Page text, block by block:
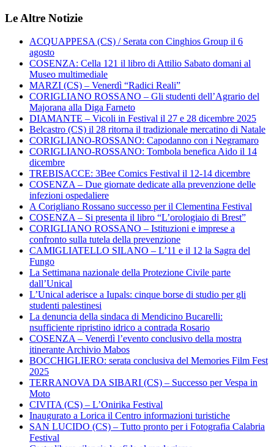
Le Altre Notizie
ACQUAPPESA (CS) / Serata con Cinghios Group il 6
agosto
COSENZA: Cella 121 il libro di Attilio Sabato domani al
Museo multimediale
MARZI (CS) – Venerdì “Radici Reali”
CORIGLIANO ROSSANO – Gli studenti dell’Agrario del
Majorana alla Diga Farneto
DIAMANTE – Vicoli in Festival il 27 e 28 dicembre 2025
Belcastro (CS) il 28 ritorna il tradizionale mercatino di Natale
CORIGLIANO-ROSSANO: Capodanno con i Negramaro
CORIGLIANO-ROSSANO: Tombola benefica Aido il 14
dicembre
TREBISACCE: 3Bee Comics Festival il 12-14 dicembre
COSENZA – Due giornate dedicate alla prevenzione delle
infezioni ospedaliere
A Corigliano Rossano successo per il Clementina Festival
COSENZA – Si presenta il libro “L’orologiaio di Brest”
CORIGLIANO ROSSANO – Istituzioni e imprese a
confronto sulla tutela della prevenzione
CAMIGLIATELLO SILANO – L’11 e il 12 la Sagra del
Fungo
La Settimana nazionale della Protezione Civile parte
dall’Unical
L’Unical aderisce a Iupals: cinque borse di studio per gli
studenti palestinesi
La denuncia della sindaca di Mendicino Bucarelli:
nsufficiente ripristino idrico a contrada Rosario
COSENZA – Venerdì l’evento conclusivo della mostra
itinerante Archivio Mabos
BOCCHIGLIERO: serata conclusiva del Memories Film Fest
2025
TERRANOVA DA SIBARI (CS) – Successo per Vespa in
Moto
CIVITA (CS) – L’Onirika Festival
Inaugurato a Lorica il Centro informazioni turistiche
SAN LUCIDO (CS) – Tutto pronto per i Fotografia Calabria
Festival